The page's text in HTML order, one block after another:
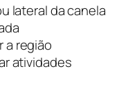
lateral da canela
a região
atividades